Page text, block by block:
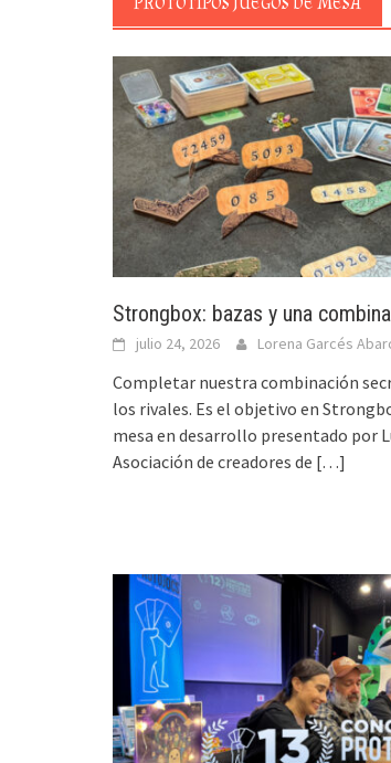
Strongbox: bazas y una
julio 24, 2026 Lorena Garcés
Completar nuestra combinación
los rivales. Es el objetivo en
mesa en desarrollo presentado por
Asociación de creadores de […]